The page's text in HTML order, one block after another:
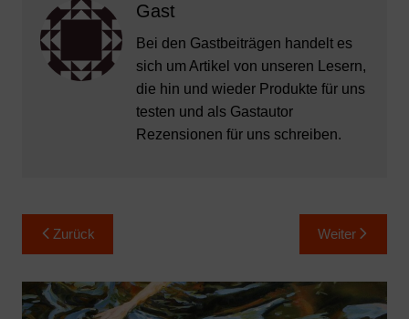
Gast
Bei den Gastbeiträgen handelt es
sich um Artikel von unseren Lesern,
die hin und wieder Produkte für uns
testen und als Gastautor
Rezensionen für uns schreiben.
Beitragsnavigation
Zurück Weiter